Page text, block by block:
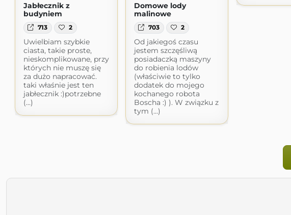
Jabłecznik z
budyniem
713 2
Uwielbiam szybkie
ciasta, takie proste,
nieskomplikowane, przy
których nie muszę się
za dużo napracować.
taki właśnie jest ten
jabłecznik :)potrzebne
(...)
Domowe lody
malinowe
703 2
Od jakiegoś czasu
jestem szczęśliwą
posiadaczką maszyny
do robienia lodów
(właściwie to tylko
dodatek do mojego
kochanego robota
Boscha :) ). W związku z
tym (...)